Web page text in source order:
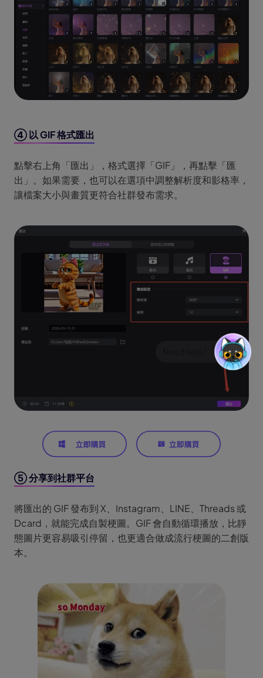
④ 以 GIF 格式匯出
點擊右上角「匯出」，格式選擇「GIF」，再點擊「匯
出」。如果需要，也可以在選項中調整解析度和影格率，
讓檔案大小與畫質更符合社群發布需求。
⑤ 分享到社群平台
將匯出的 GIF 發布到 X、Instagram、LINE、Threads 或
Dcard，就能完成自製梗圖。GIF 會自動循環播放，比靜
態圖片更容易吸引停留，也更適合做成流行梗圖的二創版
本。